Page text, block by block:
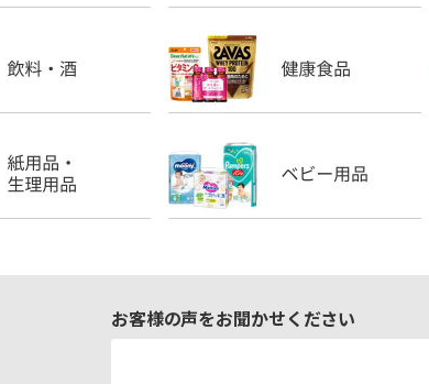
お客様の声をお聞かせください